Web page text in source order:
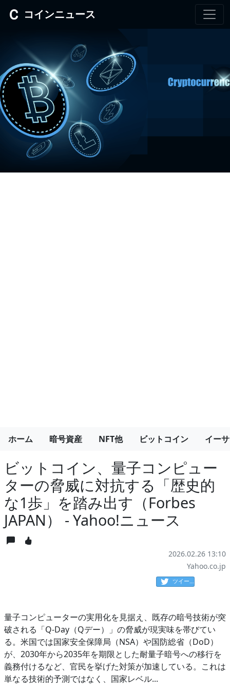
コインニュース
ホーム 暗号資産 NFT他 ビットコイン イー
ビットコイン、量子コンピュー
ターの脅威に対抗する「歴史的
な1歩」を踏み出す（Forbes
JAPAN） - Yahoo!ニュース
2026.02.26 13:10
Yahoo.co.jp
ツイート
量子コンピューターの実用化を見据え、既存の暗号技術が突
破される「Q-Day（Qデー）」の脅威が現実味を帯びてい
る。米国では国家安全保障局（NSA）や国防総省（DoD）
が、2030年から2035年を期限とした耐量子暗号への移行を
義務付けるなど、官民を挙げた対策が加速している。これは
単なる技術的予測ではなく、国家レベル...